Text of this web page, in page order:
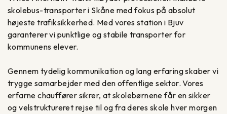
skolebus-transporter i Skåne med fokus på absolut
højeste trafiksikkerhed. Med vores station i Bjuv
garanterer vi punktlige og stabile transporter for
kommunens elever.
Gennem tydelig kommunikation og lang erfaring skaber vi
trygge samarbejder med den offentlige sektor. Vores
erfarne chauffører sikrer, at skolebørnene får en sikker
og velstruktureret rejse til og fra deres skole hver morgen